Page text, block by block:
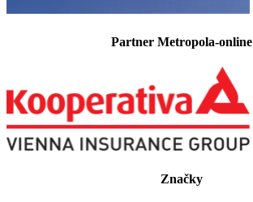
Partner Metropola-online
Značky